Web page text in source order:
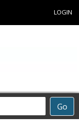
LOGIN
Go